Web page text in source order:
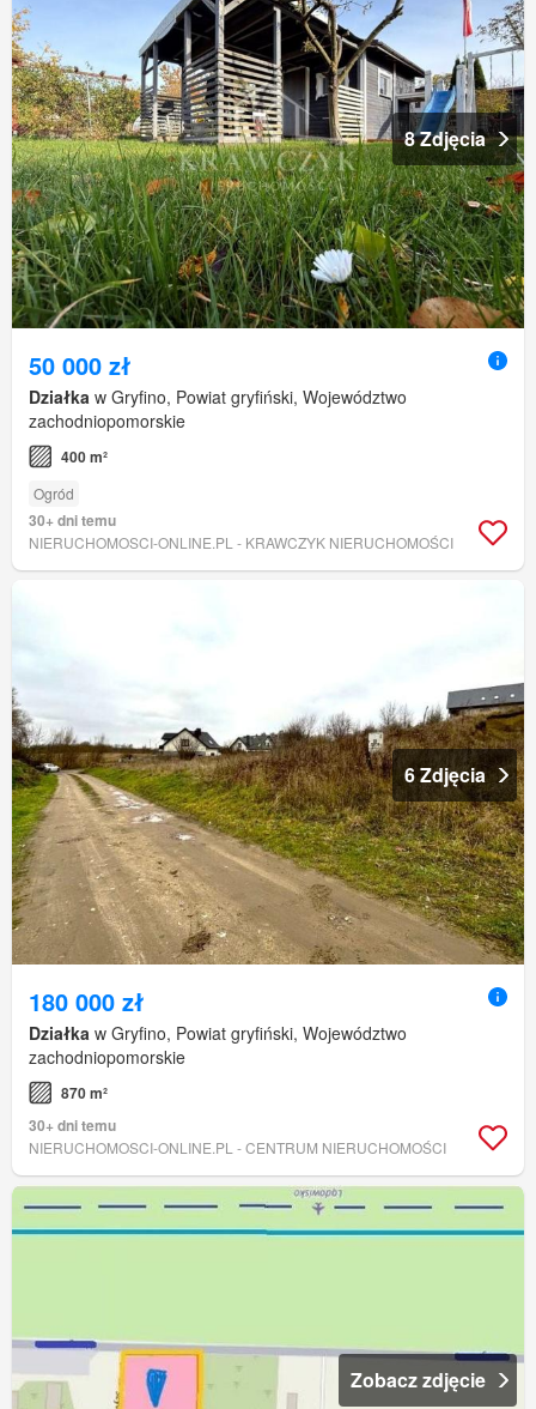
8 Zdjęcia
50 000 zł
Działka w Gryfino, Powiat gryfiński, Województwo
zachodniopomorskie
400 m²
Ogród
30+ dni temu
NIERUCHOMOSCI-ONLINE.PL - KRAWCZYK NIERUCHOMOŚCI
6 Zdjęcia
180 000 zł
Działka w Gryfino, Powiat gryfiński, Województwo
zachodniopomorskie
870 m²
30+ dni temu
NIERUCHOMOSCI-ONLINE.PL - CENTRUM NIERUCHOMOŚCI
Zobacz zdjęcie